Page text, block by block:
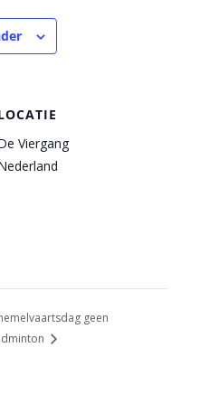
Viergang
geen